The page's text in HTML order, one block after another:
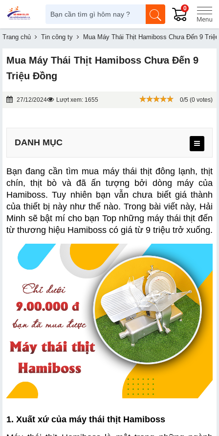
0
Trang chủ Tin công ty Mua Máy Thái Thịt Hamiboss Chưa Đến 9
Mua Máy Thái Thịt Hamiboss Chưa Đến 9
Triệu Đồng
27/12/2024 Lượt xem: 1655 0/5 (0 votes)
DANH MỤC
a. Máy thái thịt Hamiboss MS250A
b. Máy thái thịt Hamiboss-MS300A
c. Máy thái thịt Hamiboss MS250 (anod hóa)
Bạn đang cần tìm mua máy thái thịt đông lạnh, thịt
chín, thịt bò và đã ấn tượng bởi dòng máy của
Hamiboss. Tuy nhiên bạn vẫn chưa biết giá thành
của thiết bị này như thế nào. Trong bài viết này, Hải
Minh sẽ bật mí cho bạn Top những máy thái thịt đến
từ thương hiệu Hamiboss có giá từ 9 triệu trở xuống.
1. Xuất xứ của máy thái thịt Hamiboss